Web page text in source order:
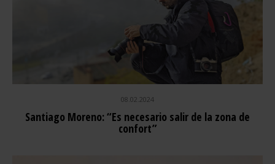
08.02.2024
Santiago Moreno: “Es necesario salir de la zona de
confort”